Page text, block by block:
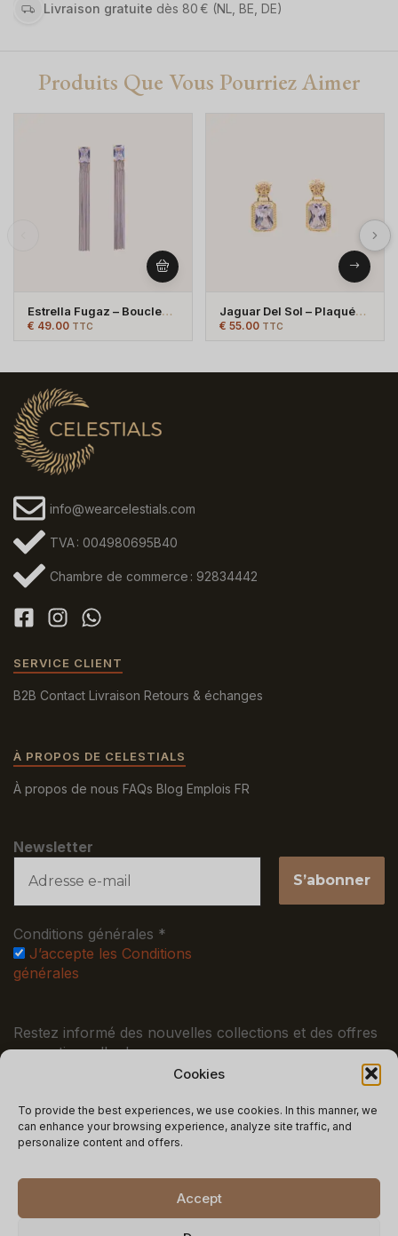
Cookies
To provide the best experiences, we use cookies. In this manner, we
can enhance your browsing experience, analyze site traffic, and
personalize content and offers.
Accept
Livraison gratuite dès 80 € (NL, BE, DE)
Produits Que Vous Pourriez Aimer
Estrella Fugaz – Boucles
D’oreilles Pendantes –
€ 49.00 TTC
Jaguar Del Sol – Plaqué
Or & Plaque Argent
€ 55.00 TTC
info@wearcelestials.com
TVA : 004980695B40
Chambre de commerce : 92834442
SERVICE CLIENT
B2B Contact Livraison Retours & échanges
À PROPOS DE CELESTIALS
À propos de nous FAQs Blog Emplois FR
Newsletter
Conditions générales *
J’accepte les Conditions
générales
Restez informé des nouvelles collections et des offres
promotionnelles !
Conditions générales Politique de confidentialité
Copyright © 2025 Celestial – Tous droits réservés.